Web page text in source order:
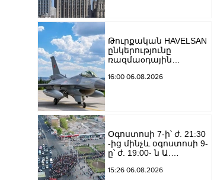
Թուրքական HAVELSAN
ընկերությունը
ռազմաoդային
կառավարման
16:00 06.08.2026
Օգոստոսի 7-ի՝ ժ. 21:30
-ից մինչև օգոստոսի 9-
ը՝ ժ. 19:00- ն Ա.
Մանկավարժական
15:26 06.08.2026